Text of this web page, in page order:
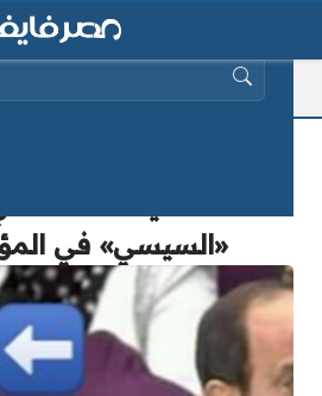
«السيسي» في
البحث عن: